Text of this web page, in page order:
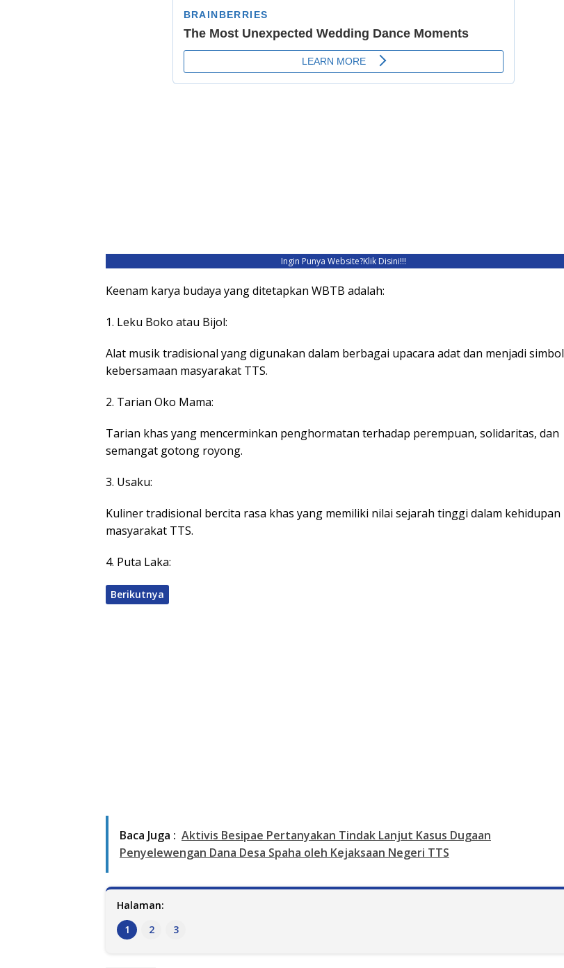
Ingin Punya Website?Klik Disini!!!
Keenam karya budaya yang ditetapkan WBTB adalah:
1. Leku Boko atau Bijol:
Alat musik tradisional yang digunakan dalam berbagai upacara adat dan menjadi simbol
kebersamaan masyarakat TTS.
2. Tarian Oko Mama:
Tarian khas yang mencerminkan penghormatan terhadap perempuan, solidaritas, dan
semangat gotong royong.
3. Usaku:
Kuliner tradisional bercita rasa khas yang memiliki nilai sejarah tinggi dalam kehidupan
masyarakat TTS.
4. Puta Laka:
Berikutnya
Baca Juga : Aktivis Besipae Pertanyakan Tindak Lanjut Kasus Dugaan
Penyelewengan Dana Desa Spaha oleh Kejaksaan Negeri TTS
Halaman:
1
2 3